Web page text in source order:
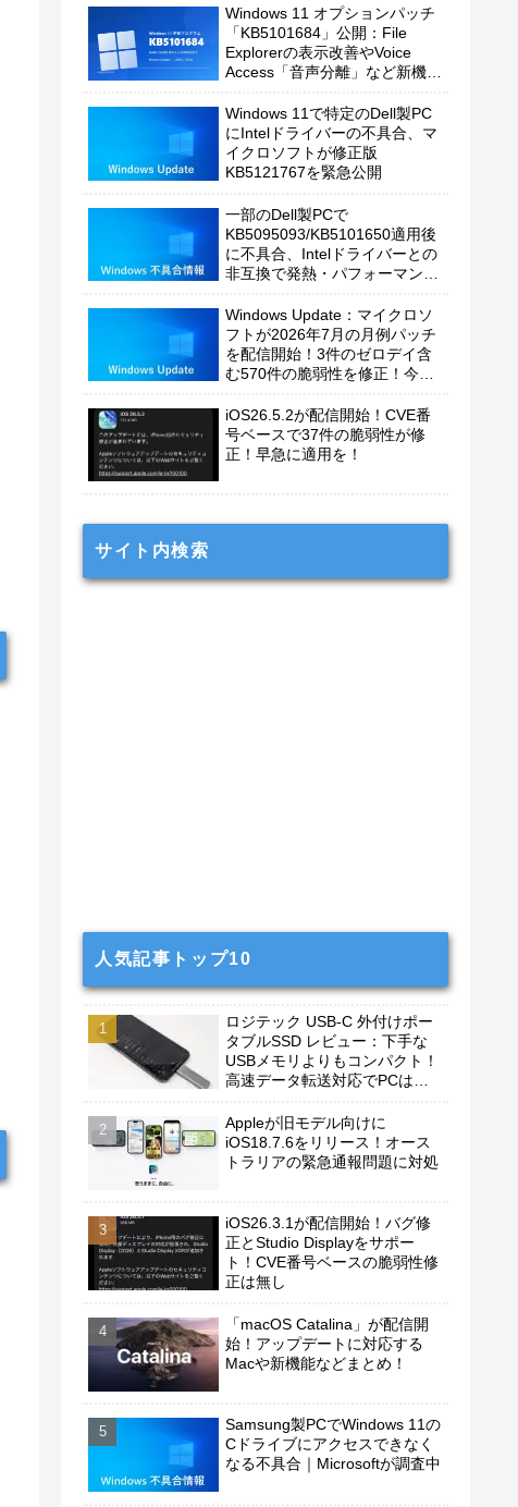
Windows 11 オプションパッチ
「KB5101684」公開：File
Explorerの表示改善やVoice
Access「音声分離」など新機能
Windows 11で特定のDell製PC
にIntelドライバーの不具合、マ
イクロソフトが修正版
KB5121767を緊急公開
一部のDell製PCで
KB5095093/KB5101650適用後
に不具合、Intelドライバーとの
非互換で発熱・パフォーマンス
Windows Update：マイクロソ
フトが2026年7月の月例パッチ
を配信開始！3件のゼロデイ含
む570件の脆弱性を修正！今す
iOS26.5.2が配信開始！CVE番
号ベースで37件の脆弱性が修
正！早急に適用を！
サイト内検索
人気記事トップ10
ロジテック USB-C 外付けポー
タブルSSD レビュー：下手な
USBメモリよりもコンパクト！
高速データ転送対応でPCは勿
もおすすめ！
Appleが旧モデル向けに
iOS18.7.6をリリース！オース
トラリアの緊急通報問題に対処
iOS26.3.1が配信開始！バグ修
正とStudio Displayをサポー
ト！CVE番号ベースの脆弱性修
正は無し
「macOS Catalina」が配信開
始！アップデートに対応する
Macや新機能などまとめ！
Samsung製PCでWindows 11の
Cドライブにアクセスできなく
なる不具合｜Microsoftが調査中